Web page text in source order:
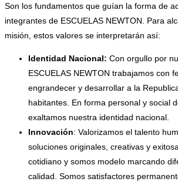
Son los fundamentos que guían la forma de
integrantes de ESCUELAS NEWTON. Para
misión, estos valores se interpretarán así:
Identidad Nacional: Con orgullo por
ESCUELAS NEWTON trabajamos con
engrandecer y desarrollar a la
habitantes. En forma personal y social
exaltamos nuestra identidad nacional.
Innovación: Valorizamos el talento
soluciones originales, creativas y
cotidiano y somos modelo marcando
calidad. Somos satisfactores